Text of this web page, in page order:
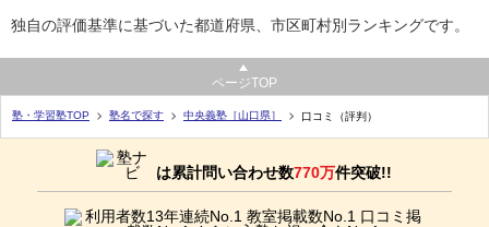
独自の評価基準に基づいた都道府県、市区町村別ランキングです。
ページTOP
塾・学習塾TOP 塾名で探す 中央義塾［山口県］ 口コミ（評判）
は累計問い合わせ数770万件突破!!